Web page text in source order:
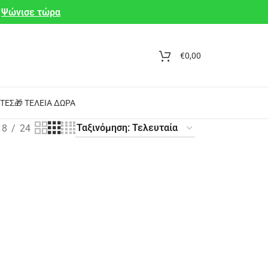
Ψώνισε τώρα
€0,00
🎁 ΤΈΛΕΙΑ ΔΏΡΑ
24